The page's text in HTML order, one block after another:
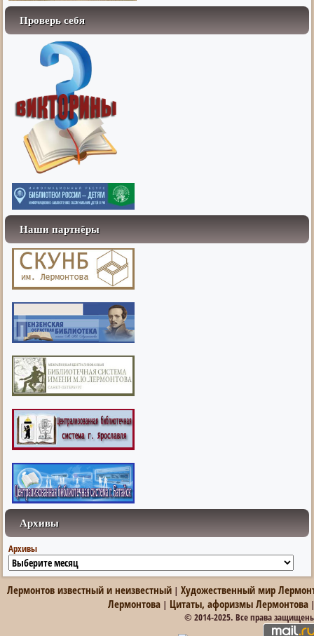
Проверь себя
Наши партнёры
Архивы
Архивы
Лермонтов известный и неизвестный |Художественный мир
Лермонтова | Цитаты, афоризмы Лермонтова
© 2014-2025. Все права